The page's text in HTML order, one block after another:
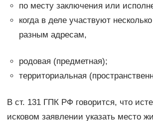
по месту заключения или
когда в деле участвуют
разным адресам,
родовая (предметная);
территориальная
В ст. 131 ГПК РФ говорится, что
исковом заявлении указать место